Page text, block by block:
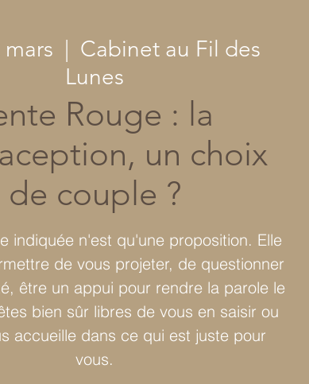
mars
  |
Cabinet au Fil des
Lunes
Rouge : la
un choix
de couple ?
indiquée n'est qu'une proposition. Elle
de vous projeter, de questionner
être un appui pour rendre la parole le
bien sûr libres de vous en saisir ou
accueille dans ce qui est juste pour
vous.